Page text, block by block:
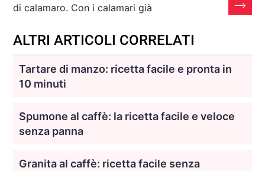
di calamaro. Con i calamari già
ALTRI ARTICOLI CORRELATI
Tartare di manzo: ricetta facile e pronta in
10 minuti
Spumone al caffè: la ricetta facile e veloce
senza panna
Granita al caffè: ricetta facile senza